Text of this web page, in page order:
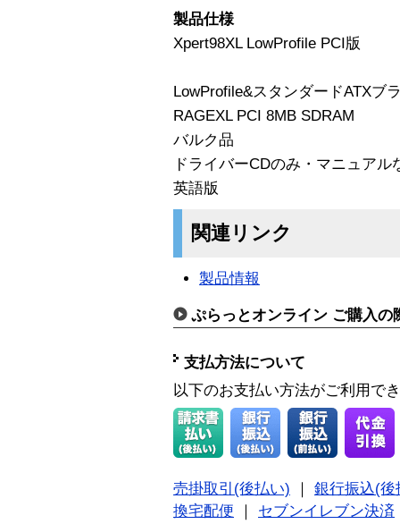
製品仕様
Xpert98XL LowProfile PCI版
LowProfile&スタンダードATXブ
RAGEXL PCI 8MB SDRAM
バルク品
ドライバーCDのみ・マニュアル
英語版
関連リンク
製品情報
ぷらっとオンライン ご購入の
支払方法について
以下のお支払い方法がご利用で
売掛取引(後払い)
銀行振込(後
換宅配便
セブンイレブン決済